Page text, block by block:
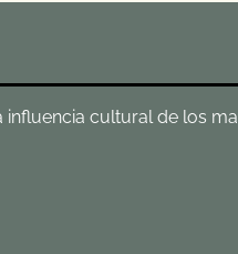
cultural de los